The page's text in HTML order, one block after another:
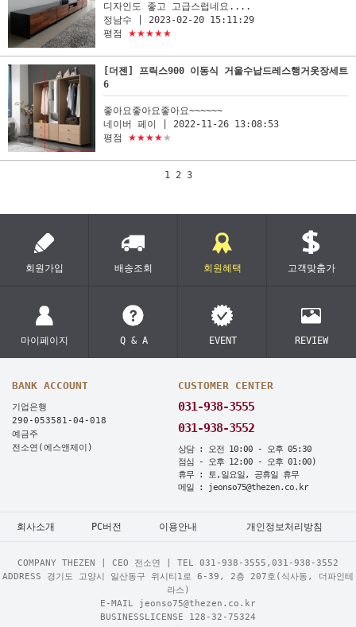
디자인도 좋고 고급스럽네요....
정남수
| 2023-02-20 15:11:29
평점 ★★★★★
[더젠] 프릭스900 이동식 거울수납드레스행거옷장세트
6
좋아요좋아요좋아요~~~~~~
네이버 페이
| 2022-11-26 13:08:53
평점 ★★★★★
1 2 3
회원가입 배송조회 회원혜택 고객맞춤가
마이페이지 Q & A EVENT REVIEW
BANK ACCOUNT
기업은행
290-053581-04-018
예금주
전소연(에스앤제이)
CUSTOMER CENTER
031-938-3555
031-938-3552
상담 : 오전 10:00 - 오후 05:30
점심 - 오후 12:00 - 오후 01:00)
휴무 : 토,일요일, 공휴일 휴무
메일 : jeonso75@thezen.co.kr
회사소개 PC버전 이용안내 개인정보처리방침
COMPANY THEZEN | CEO 전소연 | TEL 031-938-3555,031-938-3552
ADDRESS 경기도 고양시 일산동구 위시티1로 6-39, 2층 207호(식사동, 더파인테
라스)
E-MAIL jeonso75@thezen.co.kr
BUSINESSLICENSE 128-32-75324